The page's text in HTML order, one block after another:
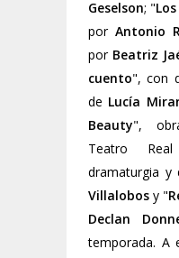
Geselson; "
por Antonio
por Beatriz
cuento", con
de Lucía
Beauty",
Teatro
dramaturgia y
Villalobos y "
Declan
temporada. A